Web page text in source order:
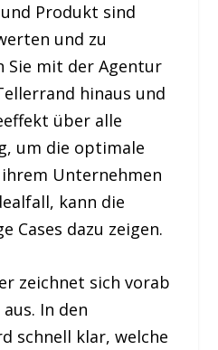
Produkt sind
und zu
Sie mit der Agentur
hinaus und
über alle
um die optimale
Unternehmen
kann die
Cases dazu zeigen.
zeichnet sich vorab
In den
schnell klar, welche